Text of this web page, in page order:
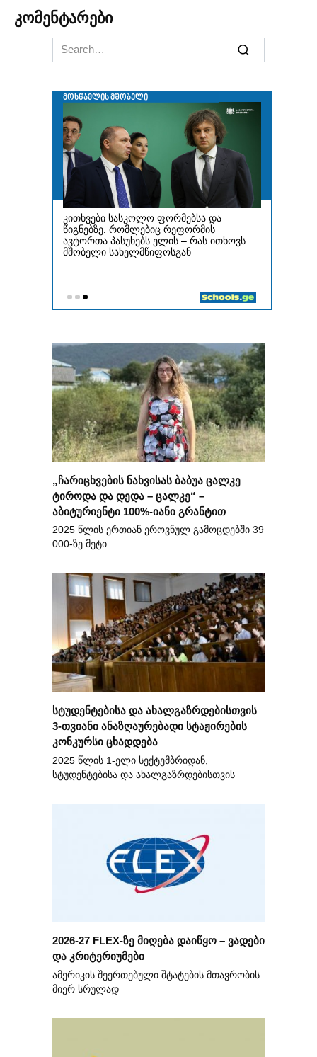
კომენტარები
Search
for:
„ჩარიცხვების ნახვისას ბაბუა ცალკე
ტიროდა და დედა – ცალკე“ –
აბიტურიენტი 100%-იანი გრანტით
2025 წლის ერთიან ეროვნულ გამოცდებში 39
000-ზე მეტი
სტუდენტებისა და ახალგაზრდებისთვის
3-თვიანი ანაზღაურებადი სტაჟირების
კონკურსი ცხადდება
2025 წლის 1-ელი სექტემბრიდან,
სტუდენტებისა და ახალგაზრდებისთვის
2026-27 FLEX-ზე მიღება დაიწყო – ვადები
და კრიტერიუმები
ამერიკის შეერთებული შტატების მთავრობის
მიერ სრულად